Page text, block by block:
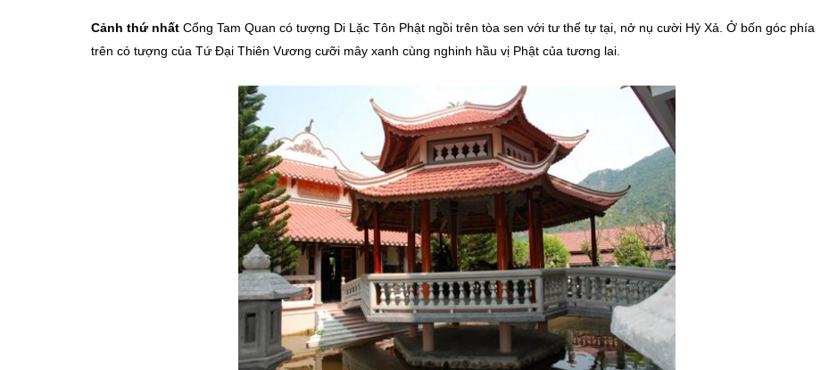
Cảnh thứ nhất Cổng Tam Quan có tượng Di Lặc Tôn Phật ngồi trên tòa sen với tư thế tự tại, nở nụ cười Hỷ Xả. Ở bốn góc phía
trên có tượng của Tứ Đại Thiên Vương cưỡi mây xanh cùng nghinh hầu vị Phật của tương lai.